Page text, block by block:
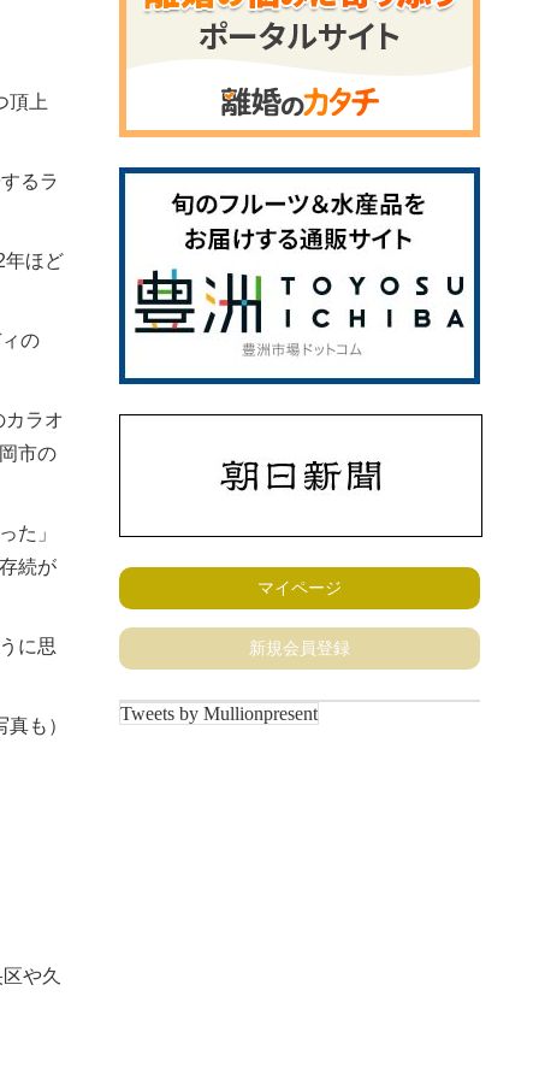
頂上
るラ
年ほど
の
ラオ
市の
た」
続が
に思
も）
や久
マイページ
新規会員登録
Tweets by Mullionpresent